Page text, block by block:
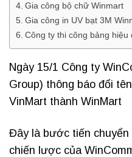
Gia công bộ chữ Winmart
Gia công in UV bạt 3M
Công ty thi công bảng hiệu
Ngày 15/1 Công ty
Group) thông báo đổi
VinMart thành WinMart
Đây là bước tiến
chiến lược của